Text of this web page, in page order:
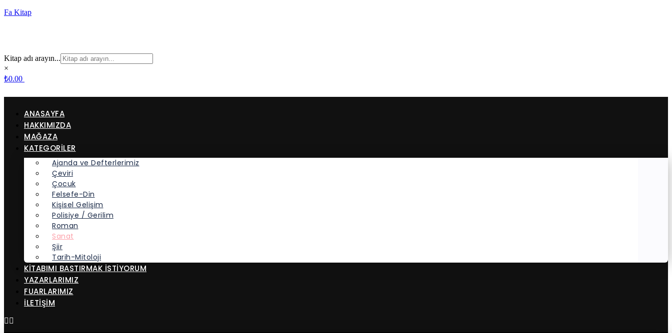
Fa Kitap
Kitap adı arayın...
×
₺0.00
ANASAYFA
HAKKIMIZDA
MAĞAZA
KATEGORİLER
Ajanda ve Defterlerimiz
Çeviri
Çocuk
Felsefe-Din
Kişisel Gelişim
Polisiye / Gerilim
Roman
Sanat
Şiir
Tarih-Mitoloji
KITABIMI BASTIRMAK İSTIYORUM
YAZARLARIMIZ
FUARLARIMIZ
İLETİŞİM